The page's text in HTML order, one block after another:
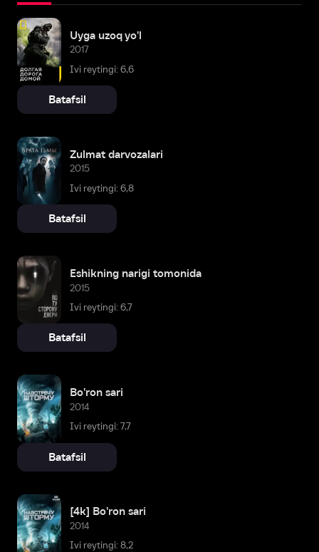
Uyga uzoq yo'l
2017
Ivi reytingi: 6,6
Batafsil
Zulmat darvozalari
2015
Ivi reytingi: 6,8
Batafsil
Eshikning narigi tomonida
2015
Ivi reytingi: 6,7
Batafsil
Bo'ron sari
2014
Ivi reytingi: 7,7
Batafsil
[4k] Bo'ron sari
2014
Ivi reytingi: 8,2